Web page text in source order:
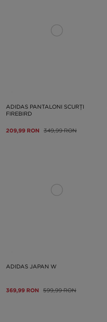
ADIDAS PANTALONI SCURȚI
FIREBIRD
209,99 RON 349,99 RON
ADIDAS JAPAN W
369,99 RON 599,99 RON